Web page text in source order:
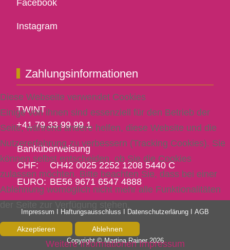
Facebook
Instagram
Zahlungsinformationen
TWINT
+41 79 33 99 99 1
Banküberweisung
CHF:
CH42 0025 2252 1208 5440 C
EURO: BE56 9671 6547 4888
Impressum Haftungsausschluss Datenschutzerlärung AGB
Copyright © Martina Rainer 2026
Diese Webseite verwendet Cookies
Einige von ihnen sind essenziell für den Betrieb der
Seite, während andere helfen, diese Website und die
Nutzererfahrung zu verbessern (Tracking Cookies). Sie
können selbst entscheiden, ob Sie die Cookies
zulassen möchten. Bitte beachten Sie, dass bei einer
Ablehnung womöglich nicht mehr alle Funktionalitäten
Akzeptieren Ablehnen
Weitere Informationen Impressum